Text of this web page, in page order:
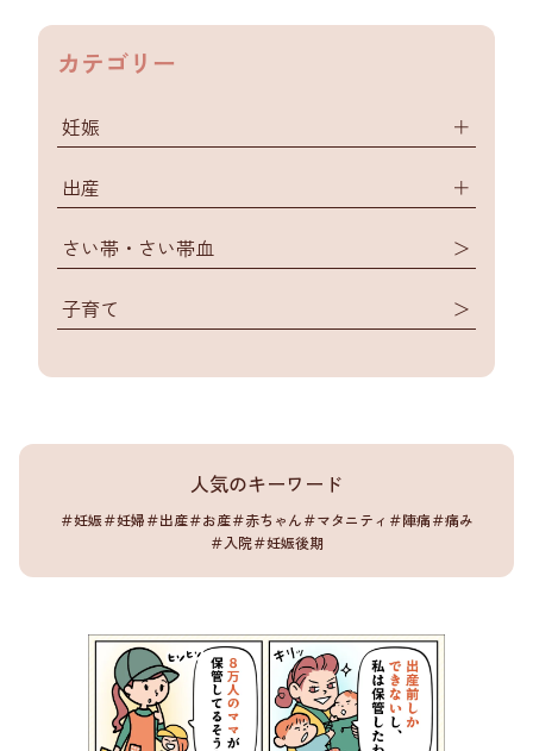
カテゴリー
妊娠 ＋
出産 ＋
さい帯・さい帯血 ＞
子育て ＞
人気のキーワード
＃妊娠＃妊婦＃出産＃お産＃赤ちゃん＃マタニティ ＃陣痛＃痛み
＃入院＃妊娠後期